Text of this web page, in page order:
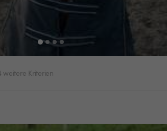
weitere Kriterien